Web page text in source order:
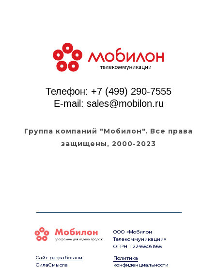
Телефон: +7 (499) 290-7555
E-mail: sales@mobilon.ru
Группа компаний "Мобилон". Все права
защищены, 2000-2023
ООО «Мобилон
Телекоммуникации»
ОГРН 1122468061968
Сайт разработали
СилаСмысла
Политика
конфиденциальности